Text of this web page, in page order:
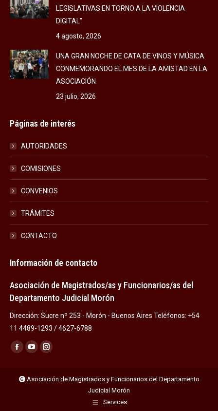
LEGISLATIVAS EN TORNO A LA VIOLENCIA
DIGITAL”
4 agosto, 2026
UNA GRAN NOCHE DE CATA DE VINOS Y MÚSICA
CONMEMORANDO EL MES DE LA AMISTAD EN LA
ASOCIACIÓN
23 julio, 2026
Páginas de interés
AUTORIDADES
COMISIONES
CONVENIOS
TRÁMITES
CONTACTO
Información de contacto
Asociación de Magistrados/as y Funcionarios/as del
Departamento Judicial Morón
Dirección: Sucre nº 253 - Morón - Buenos Aires Teléfonos: +54
11 4489-1293 / 4627-6788
Encuéntranos en:
Facebook
opens
YouTube
opens
Instagram
opens
Asociación de Magistrados y Funcionarios del Departamento
Judicial Morón
Services